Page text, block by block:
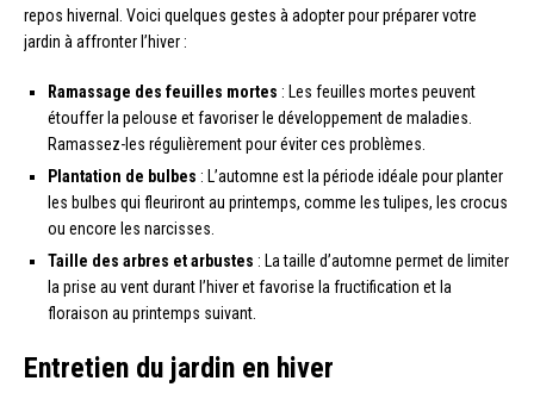
repos hivernal. Voici quelques gestes à adopter pour préparer votre
jardin à affronter l’hiver :
Ramassage des feuilles mortes : Les feuilles mortes peuvent
étouffer la pelouse et favoriser le développement de maladies.
Ramassez-les régulièrement pour éviter ces problèmes.
Plantation de bulbes : L’automne est la période idéale pour planter
les bulbes qui fleuriront au printemps, comme les tulipes, les crocus
ou encore les narcisses.
Taille des arbres et arbustes : La taille d’automne permet de limiter
la prise au vent durant l’hiver et favorise la fructification et la
floraison au printemps suivant.
Entretien du jardin en hiver